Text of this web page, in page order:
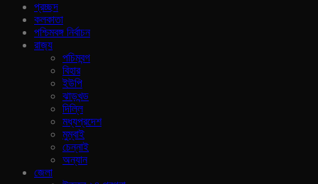
প্রচ্ছদ
কলকাতা
পশ্চিমবঙ্গ নির্বাচন
রাজ‍্য
পচিমবন্গ
বিহার
ইউপি
ঝাড়খন্ড
দিল্লি
মধ্যপ্রদেশ
মুম্বাই
চেন্নাই
অন্যান
জেলা